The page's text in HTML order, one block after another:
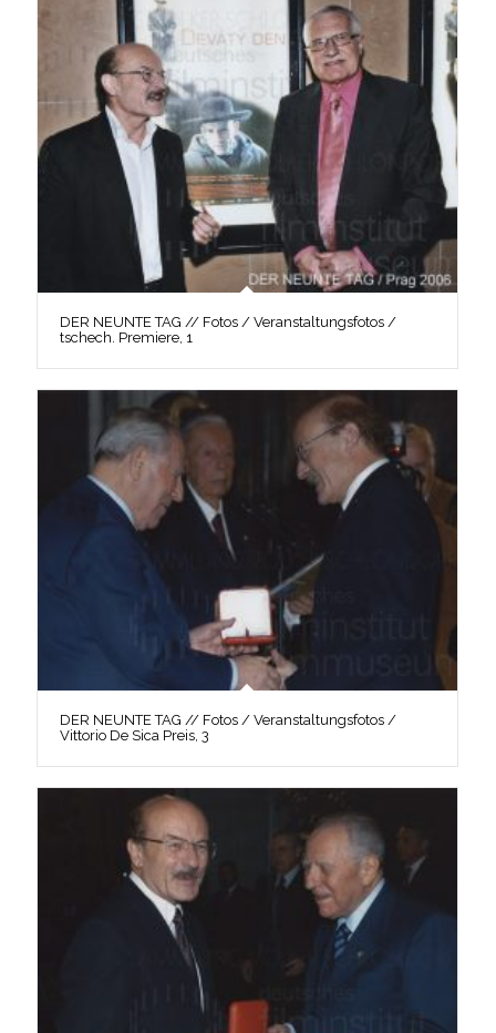
DER NEUNTE TAG // Fotos / Veranstaltungsfotos /
tschech. Premiere, 1
DER NEUNTE TAG // Fotos / Veranstaltungsfotos /
Vittorio De Sica Preis, 3